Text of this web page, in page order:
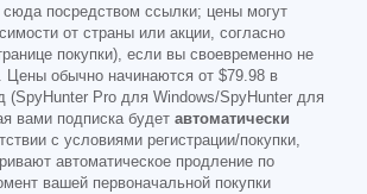
посредством ссылки; цены могут
от страны или акции, согласно
покупки), если вы своевременно не
Цены обычно начинаются от $79.98 в
(SpyHunter Pro для Windows/SpyHunter для
вами подписка будет автоматически
с условиями регистрации/покупки,
автоматическое продление по
вашей первоначальной покупки